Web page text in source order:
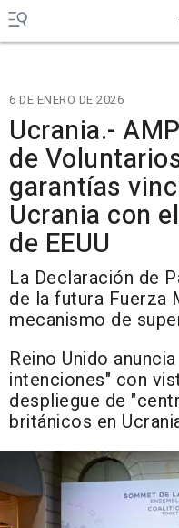
6 DE ENERO DE 2026
Ucrania.-
de
garantías
Ucrania con
de EEUU
La Declaración de
de la futura Fuerza
mecanismo de
Reino Unido
intenciones" con
despliegue de
británicos en